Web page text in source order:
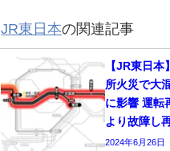
JR東日本の関連記事
【JR東日
所火災で大
に影響 運転
より故障し
2024年6月26日